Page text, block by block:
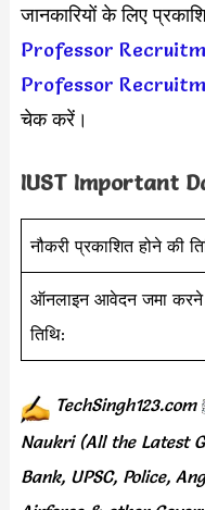
जानकारियों के लिए
Professor
Professor
चेक करें।
IUST Important
नौकरी प्रकाशित होने की
ऑनलाइन आवेदन जमा करने
तिथि:
TechSingh123.com
Naukri (All the Latest
Bank, UPSC, Police,